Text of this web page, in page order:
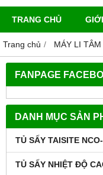
TRANG CHỦ
Trang chủ MÁY LI
FANPAGE
DANH MỤC SẢN
TỦ SẤY TAISITE
TỦ SẤY NHIỆT ĐỘ